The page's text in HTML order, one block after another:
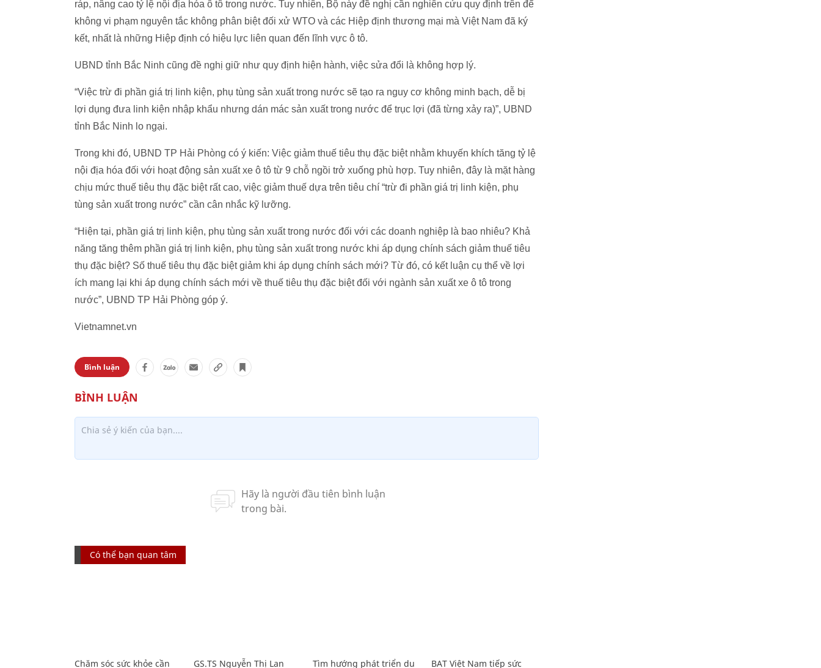
ráp, nâng cao tỷ lệ nội địa hóa ô tô trong nước. Tuy nhiên, Bộ này đề nghị cần nghiên cứu quy định trên để
không vi phạm nguyên tắc không phân biệt đối xử WTO và các Hiệp định thương mại mà Việt Nam đã ký
kết, nhất là những Hiệp định có hiệu lực liên quan đến lĩnh vực ô tô.
UBND tỉnh Bắc Ninh cũng đề nghị giữ như quy định hiện hành, việc sửa đổi là không hợp lý.
“Việc trừ đi phần giá trị linh kiện, phụ tùng sản xuất trong nước sẽ tạo ra nguy cơ không minh bạch, dễ bị
lợi dụng đưa linh kiện nhập khẩu nhưng dán mác sản xuất trong nước để trục lợi (đã từng xảy ra)”, UBND
tỉnh Bắc Ninh lo ngại.
Trong khi đó, UBND TP Hải Phòng có ý kiến: Việc giảm thuế tiêu thụ đặc biệt nhằm khuyến khích tăng tỷ lệ
nội địa hóa đối với hoạt động sản xuất xe ô tô từ 9 chỗ ngồi trở xuống phù hợp. Tuy nhiên, đây là mặt hàng
chịu mức thuế tiêu thụ đặc biệt rất cao, việc giảm thuế dựa trên tiêu chí “trừ đi phần giá trị linh kiện, phụ
tùng sản xuất trong nước” cần cân nhắc kỹ lưỡng.
“Hiện tại, phần giá trị linh kiện, phụ tùng sản xuất trong nước đối với các doanh nghiệp là bao nhiêu? Khả
năng tăng thêm phần giá trị linh kiện, phụ tùng sản xuất trong nước khi áp dụng chính sách giảm thuế tiêu
thụ đặc biệt? Số thuế tiêu thụ đặc biệt giảm khi áp dụng chính sách mới? Từ đó, có kết luận cụ thể về lợi
ích mang lại khi áp dụng chính sách mới về thuế tiêu thụ đặc biệt đối với ngành sản xuất xe ô tô trong
nước”, UBND TP Hải Phòng góp ý.
Vietnamnet.vn
Bình luận
Có thể bạn quan tâm
Chăm sóc sức khỏe cần GS.TS Nguyễn Thị Lan Tìm hướng phát triển du BAT Việt Nam tiếp sức